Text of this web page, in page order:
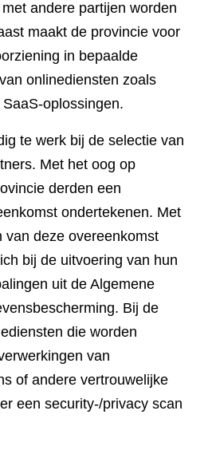
andere partijen worden
maakt de provincie voor
in bepaalde
onlinediensten zoals
oplossingen.
te werk bij de selectie van
Met het oog op
derden een
ondertekenen. Met
van deze overeenkomst
bij de uitvoering van hun
uit de Algemene
Bij de
die worden
van
of andere vertrouwelijke
een security-/privacy scan